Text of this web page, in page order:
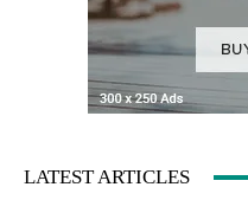
LATEST ARTICLES